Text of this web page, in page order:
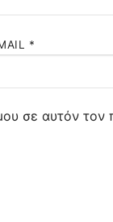
*
σε αυτόν